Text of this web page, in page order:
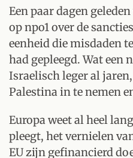
Een paar dagen
op npo1 over de
eenheid die misdaden
had gepleegd. Wat een
Israelisch leger al
Palestina in te nemen
Europa weet al heel
pleegt, het vernielen
EU zijn gefinancierd